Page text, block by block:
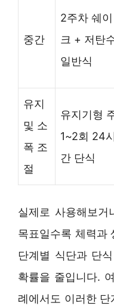
중간
2주차 쉐이
크 + 저탄
일반식
유지
및 소
폭 조
절
유지기형
1~2회 24시
간 단식
실제로 사용해보
목표일수록 체력과
단계별 식단과 단
확률을 줄입니다.
례에서도 이러한